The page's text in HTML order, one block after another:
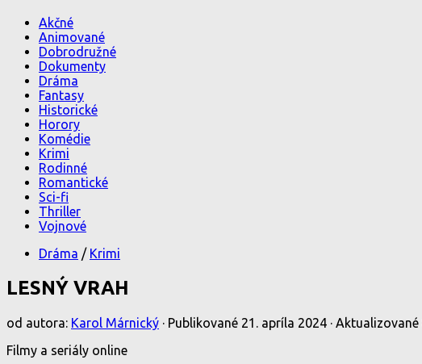
Akčné
Animované
Dobrodružné
Dokumenty
Dráma
Fantasy
Historické
Horory
Komédie
Krimi
Rodinné
Romantické
Sci-fi
Thriller
Vojnové
Dráma / Krimi
LESNÝ VRAH
od autora: Karol Márnický · Publikované 21. apríla 2024 · Aktualizované
Filmy a seriály online